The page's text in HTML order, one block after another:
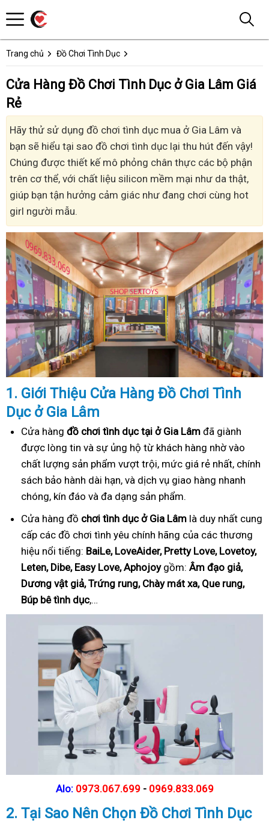
Trang chủ Đồ Chơi Tình Dục
Cửa Hàng Đồ Chơi Tình Dục ở Gia Lâm Giá
Rẻ
Hãy thử sử dụng đồ chơi tình dục mua ở Gia Lâm và
bạn sẽ hiểu tại sao đồ chơi tình dục lại thu hút đến vậy!
Chúng được thiết kế mô phỏng chân thực các bộ phận
trên cơ thể, với chất liệu silicon mềm mại như da thật,
giúp bạn tận hưởng cảm giác như đang chơi cùng hot
girl người mẫu.
1. Giới Thiệu Cửa Hàng Đồ Chơi Tình
Dục ở Gia Lâm
Cửa hàng đồ chơi tình dục tại ở Gia Lâm đã giành
được lòng tin và sự ủng hộ từ khách hàng nhờ vào
chất lượng sản phẩm vượt trội, mức giá rẻ nhất, chính
sách bảo hành dài hạn, và dịch vụ giao hàng nhanh
chóng, kín đáo và đa dạng sản phẩm.
Cửa hàng đồ chơi tình dục ở Gia Lâm là duy nhất cung
cấp các đồ chơi tình yêu chính hãng của các thương
hiệu nổi tiếng: BaiLe, LoveAider, Pretty Love, Lovetoy,
Leten, Dibe, Easy Love, Aphojoygồm: Âm đạo giả,
Dương vật giả, Trứng rung, Chày mát xa, Que rung,
Búp bê tình dục,…
Alo: 0973.067.699 - 0969.833.069
2. Tại SaoNên Chọn Đồ Chơi Tình Dục